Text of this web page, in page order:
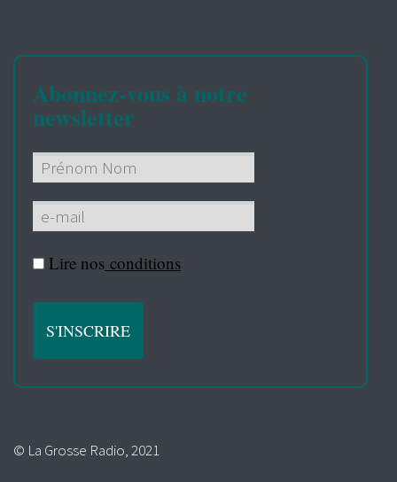
Abonnez-vous à notre
newsletter
Lire nos conditions
© La Grosse Radio, 2021